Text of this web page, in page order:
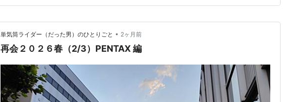
は、極々、ありふれた光景ではあるけど、ボク故の何…
単気筒ライダー（だった男）のひとりごと • 2ヶ月前
再会２０２６春（2/3）PENTAX 編